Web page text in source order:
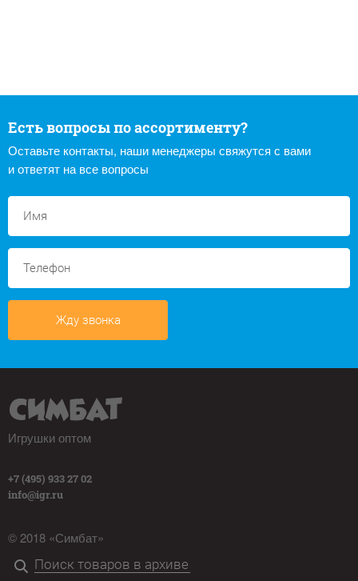
Есть вопросы по ассортименту?
Оставьте контакты, наши менеджеры свяжутся с вами
и ответят на все вопросы
Жду звонка
Игрушки оптом
+7 (495) 933 27 02
info@igr.ru
© 2018 «Симбат»